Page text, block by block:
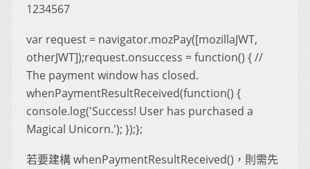
1234567
var request = navigator.mozPay([mozillaJWT,
otherJWT]);request.onsuccess = function() { //
The payment window has closed.
whenPaymentResultReceived(function() {
console.log('Success! User has purchased a
Magical Unicorn.'); });};
若要建構 whenPaymentResultReceived()，則需先